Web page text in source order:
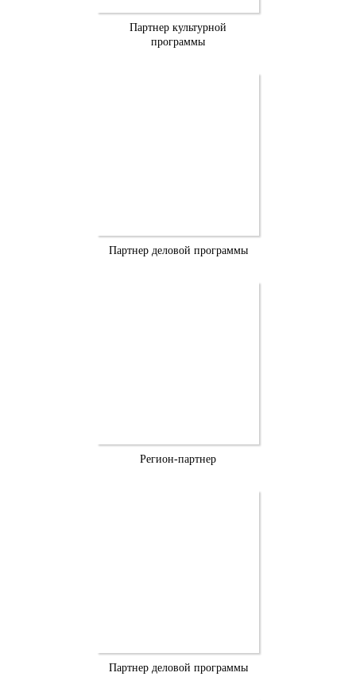
Партнер культурной
программы
Партнер деловой программы
Регион-партнер
Партнер деловой программы